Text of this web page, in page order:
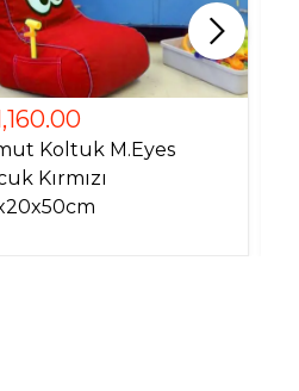
Koltuk M.Eyes
Kırmızı